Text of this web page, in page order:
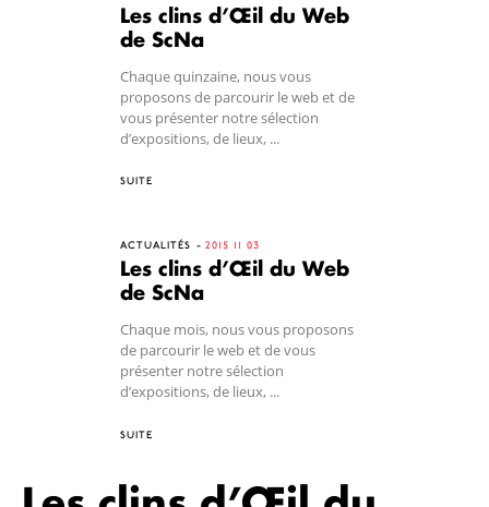
Les clins d’Œil du Web
de ScNa
Chaque quinzaine, nous vous
proposons de parcourir le web et de
vous présenter notre sélection
d’expositions, de lieux, ...
SUITE
ACTUALITÉS 2015 11 03
Les clins d’Œil du Web
de ScNa
Chaque mois, nous vous proposons
de parcourir le web et de vous
présenter notre sélection
d’expositions, de lieux, ...
SUITE